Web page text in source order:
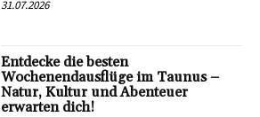
31.07.2026
Entdecke die besten
Wochenendausflüge im Taunus –
Natur, Kultur und Abenteuer
erwarten dich!